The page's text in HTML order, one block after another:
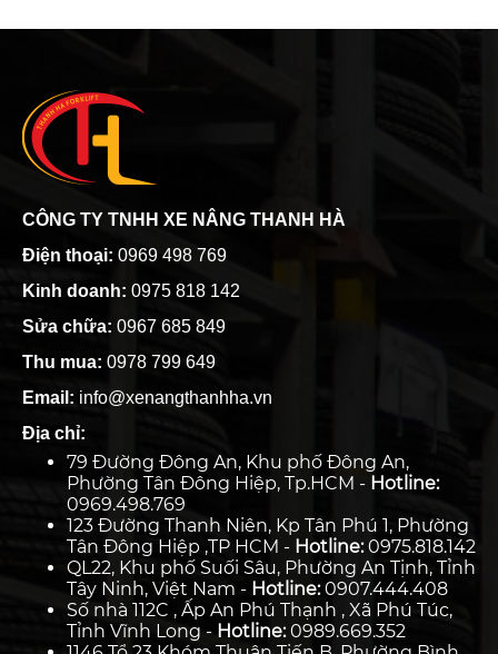
CÔNG TY TNHH XE NÂNG THANH HÀ
Điện thoại: 0969 498 769
Kinh doanh: 0975 818 142
Sửa chữa: 0967 685 849
Thu mua: 0978 799 649
Email: info@xenangthanhha.vn
Địa chỉ:
79 Đường Đông An, Khu phố Đông An,
Phường Tân Đông Hiệp, Tp.HCM - Hotline:
0969.498.769
123 Đường Thanh Niên, Kp Tân Phú 1, Phường
Tân Đông Hiệp ,TP HCM - Hotline:0975.818.142
QL22, Khu phố Suối Sâu, Phường An Tịnh, Tỉnh
Tây Ninh, Việt Nam - Hotline:0907.444.408
Số nhà 112C , Ấp An Phú Thạnh , Xã Phú Túc,
Tỉnh Vĩnh Long - Hotline:0989.669.352